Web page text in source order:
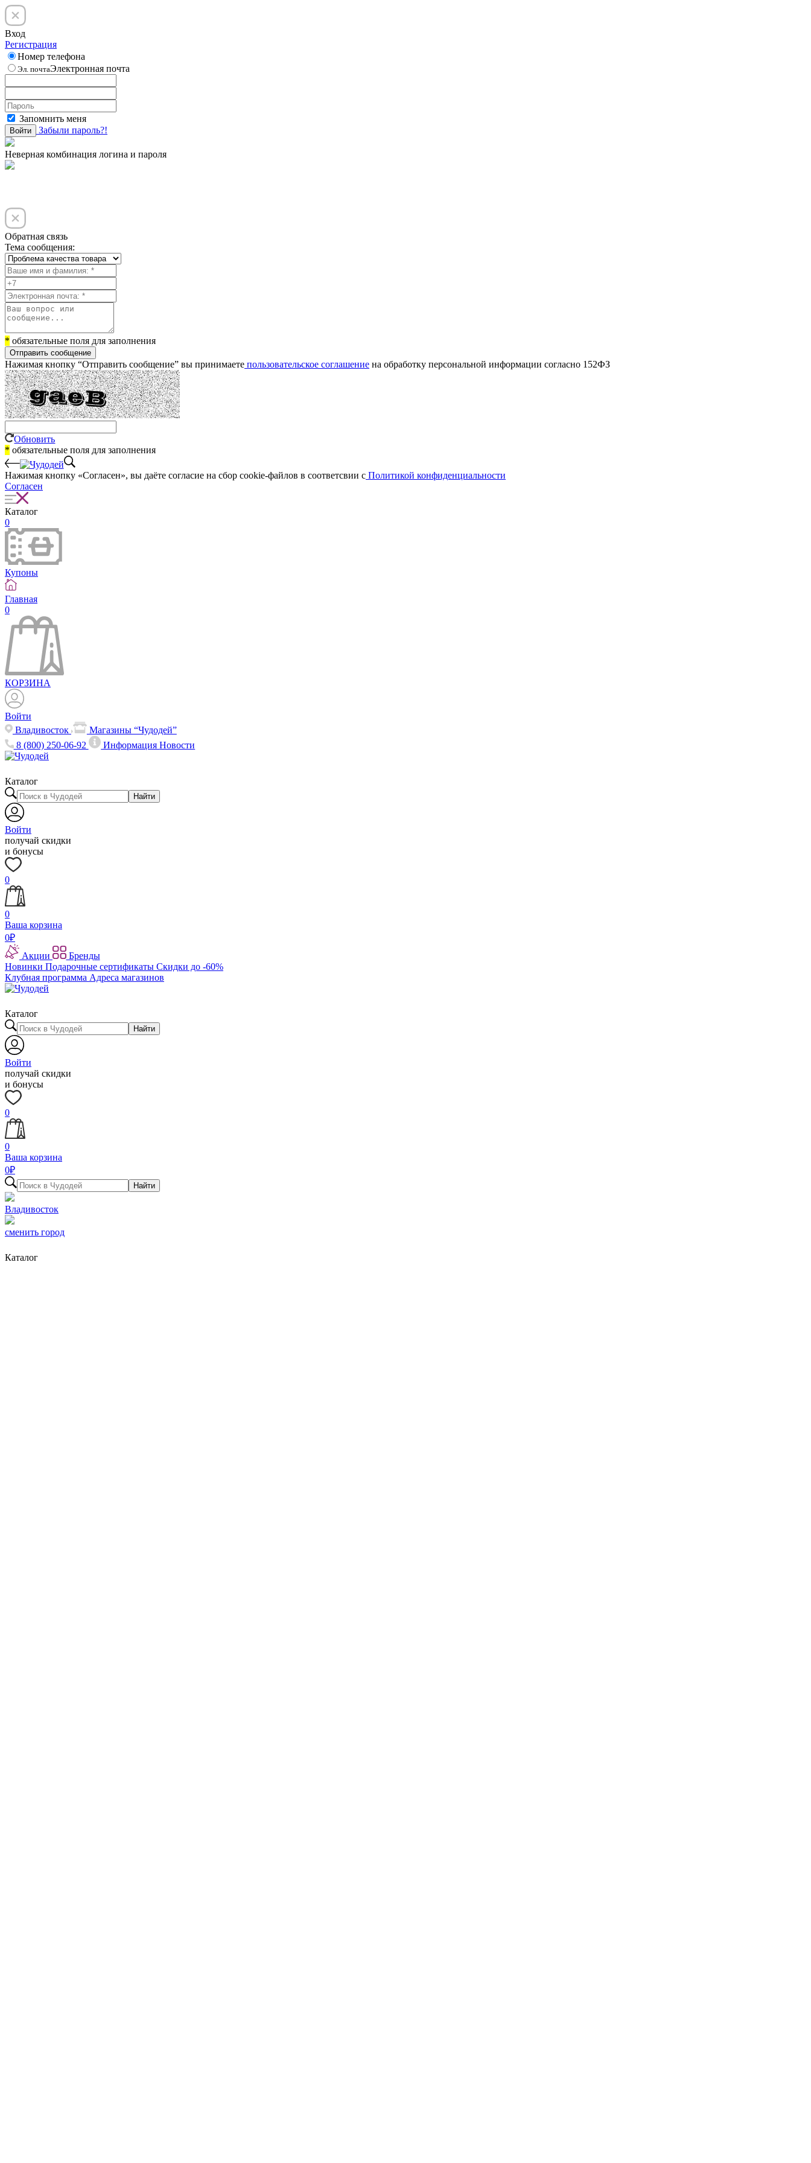
Вход
Регистрация
Номер телефона
Эл. почтаЭлектронная почта
Запомнить меня
Войти Забыли пароль?!
Неверная комбинация логина и пароля
Обратная связь
Тема сообщения:
* обязательные поля для заполнения
Отправить сообщение
Нажимая кнопку “Отправить сообщение” вы принимаете пользовательское соглашение на обработку персональной информации согласно 152ФЗ
Обновить
* обязательные поля для заполнения
Нажимая кнопку «Согласен», вы даёте cогласие на сбор cookie-файлов в соответсвии с Политикой конфиденциальности
Согласен
Каталог
0
Купоны
Главная
0
КОРЗИНА
Войти
Владивосток
Магазины “Чудодей”
8 (800) 250-06-92
ИнформацияНовости
Каталог
Найти
Войти
получай скидки
и бонусы
0
0
Ваша корзина
0₽
Акции
Бренды
Новинки Подарочные сертификаты Скидки до -60%
Клубная программа Адреса магазинов
Каталог
Найти
Войти
получай скидки
и бонусы
0
0
Ваша корзина
0₽
Найти
Владивосток
сменить город
Каталог